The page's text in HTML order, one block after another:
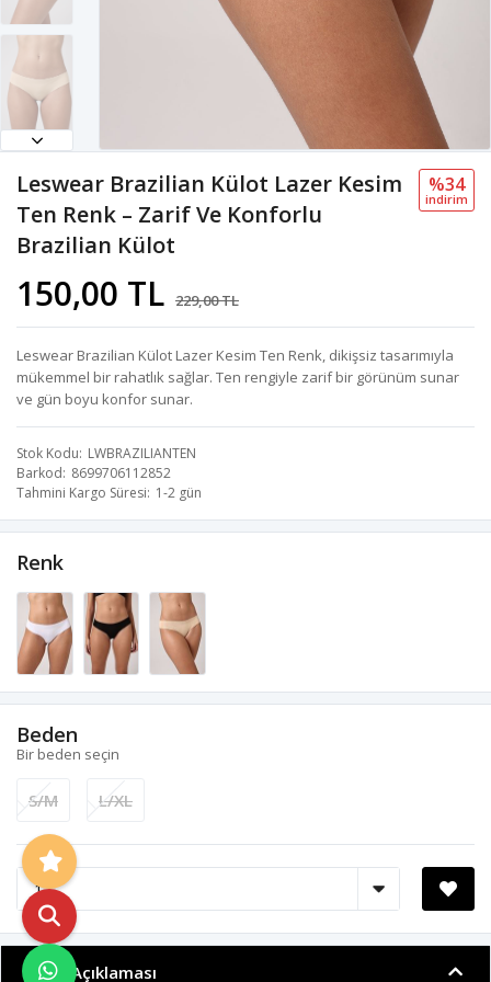
Leswear Brazilian Külot Lazer Kesim
Ten Renk – Zarif Ve Konforlu
Brazilian Külot
150,00 TL 229,00 TL
%34
i̇ndi̇ri̇m
Leswear Brazilian Külot Lazer Kesim Ten Renk, dikişsiz tasarımıyla
mükemmel bir rahatlık sağlar. Ten rengiyle zarif bir görünüm sunar
ve gün boyu konfor sunar.
Stok Kodu LWBRAZILIANTEN
Barkod 8699706112852
Tahmini Kargo Süresi 1-2 gün
Renk
Beden
Bir beden seçin
S/M L/XL
Ürün Açıklaması